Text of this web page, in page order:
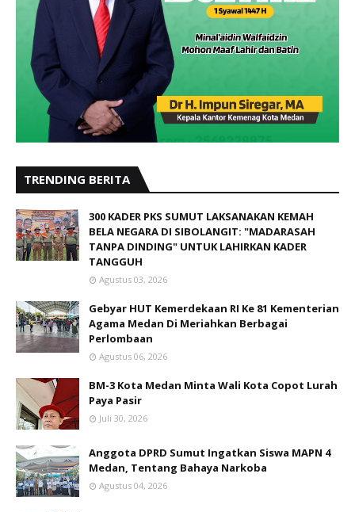
TRENDING BERITA
300 KADER PKS SUMUT LAKSANAKAN KEMAH
BELA NEGARA DI SIBOLANGIT: "MADARASAH
TANPA DINDING" UNTUK LAHIRKAN KADER
TANGGUH
Agustus 03, 2026
Gebyar HUT Kemerdekaan RI Ke 81 Kementerian
Agama Medan Di Meriahkan Berbagai
Perlombaan
Agustus 06, 2026
BM-3 Kota Medan Minta Wali Kota Copot Lurah
Paya Pasir
Juli 30, 2026
Anggota DPRD Sumut Ingatkan Siswa MAPN 4
Medan, Tentang Bahaya Narkoba
Agustus 04, 2026